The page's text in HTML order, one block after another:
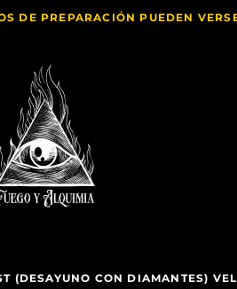
DE PREPARACIÓN PUEDEN
(DESAYUNO CON DIAMANTES)